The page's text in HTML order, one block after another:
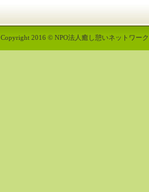
Copyright 2016 © NPO法人癒し憩いネットワー